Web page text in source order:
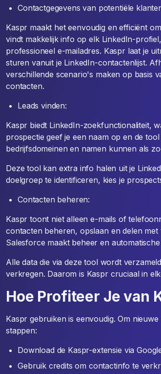
Contactgegevens van potentiële
Kaspr maakt het eenvoudig en efficiënt
vindt makkelijk info op elk LinkedIn-
professioneel e-mailadres. Kaspr laat je
sturen vanuit je LinkedIn-contactenlijst.
verschillende scenario's maken op basis
contacten.
Leads vinden:
Kaspr biedt LinkedIn-zoekfunctionaliteit,
prospectie geef je een naam op en de
bedrijfsdomeinen en namen kunnen als
Deze tool kan extra info halen uit je
doelgroep te identificeren, kies je
Contacten beheren:
Kaspr toont niet alleen e-mails of
contacten beheren, opslaan en delen
Salesforce maakt beheer en
Alle data die via deze tool wordt
verkregen. Daarom is Kaspr cruciaal in
Hoe Profiteer Je van
Kaspr gebruiken is eenvoudig. Om
stappen:
Download de Kaspr-extensie via
Gebruik credits om contactinfo te